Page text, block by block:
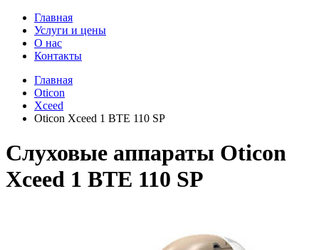
Главная
Услуги и цены
О нас
Контакты
Главная
Oticon
Xceed
Oticon Xceed 1 BTE 110 SP
Слуховые аппараты Oticon
Xceed 1 BTE 110 SP